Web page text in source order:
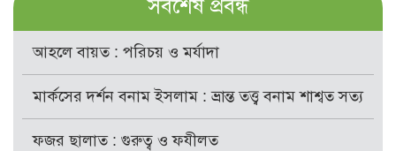
সর্বশেষ প্রবন্ধ
আহলে বায়ত : পরিচয় ও মর্যাদা
মার্কসের দর্শন বনাম ইসলাম : ভ্রান্ত তত্ত্ব বনাম শাশ্বত সত্য
ফজর ছালাত : গুরুত্ব ও ফযীলত